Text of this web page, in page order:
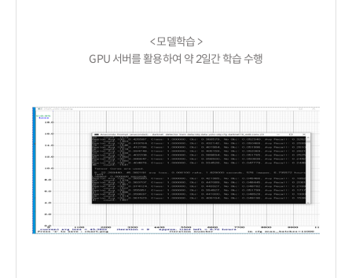
< 모델학습 >
GPU 서버를 활용하여 약 2일간 학습 수행